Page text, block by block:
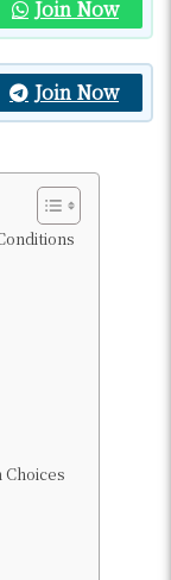
Join Now
Join Now
Choices